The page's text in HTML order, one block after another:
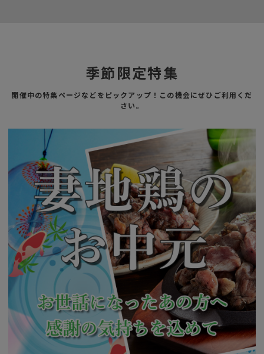
季節限定特集
開催中の特集ページなどをピックアップ！この機会にぜひご利用くだ
さい。